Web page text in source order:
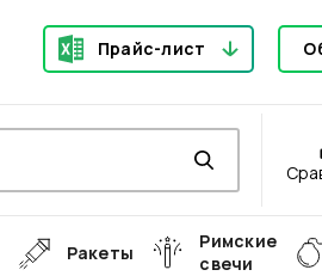
Прайс-лист
Ракеты
Римские
свечи